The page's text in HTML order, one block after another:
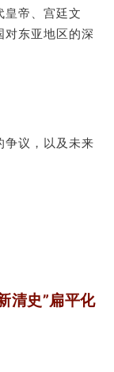
皇帝、宫廷文
对东亚地区的深
争议，以及未来
清史”扁平化